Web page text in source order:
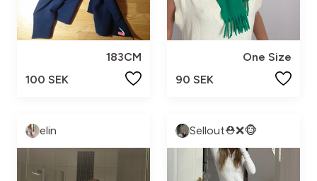
183CM
100 SEK
One Size
90 SEK
elin Sellout⛑️❌🐵